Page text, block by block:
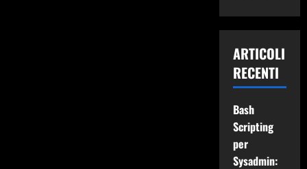
ARTICOLI
RECENTI
Bash
Scripting
per
Sysadmin: